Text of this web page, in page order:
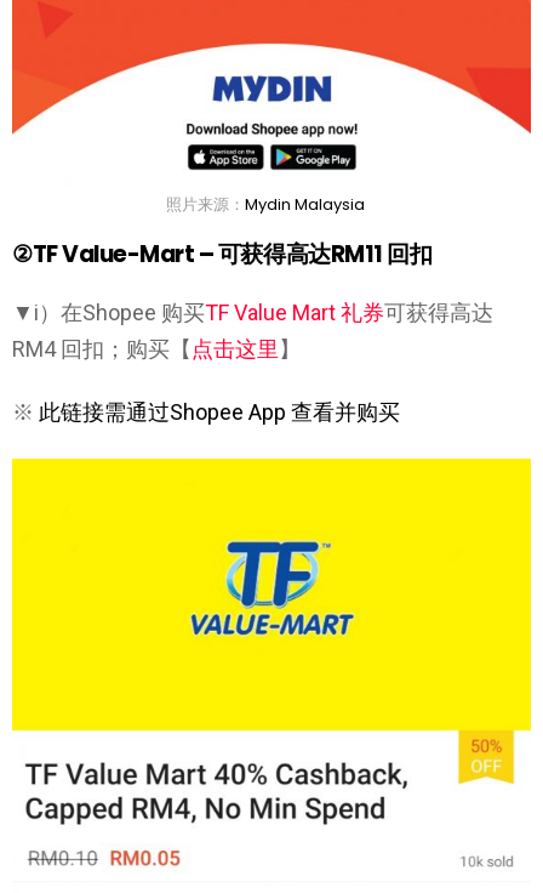
照片来源： Mydin Malaysia
②TF Value-Mart – 可获得高达RM11 回扣
▼i）在Shopee 购买TF Value Mart 礼券可获得高达
RM4 回扣；购买【点击这里】
※ 此链接需通过Shopee App 查看并购买